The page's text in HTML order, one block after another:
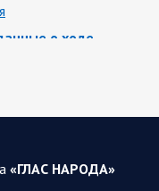
о ходе
«Запад», «Центр»,
«ГЛАС НАРОДА»